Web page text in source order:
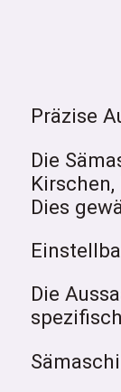
Präzise
Die
Dies
Die